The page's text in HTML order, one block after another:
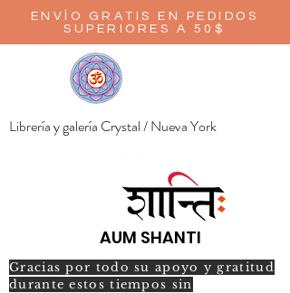
ENVÍO GRATIS EN PEDIDOS
SUPERIORES A 50$
Librería y galería Crystal / Nueva York
AUM SHANTI
Gracias por todo su apoyo y gratitud
durante estos tiempos sin